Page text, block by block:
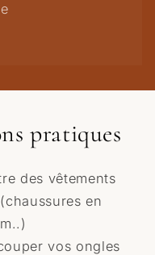
pratiques
des vêtements
en
vos ongles